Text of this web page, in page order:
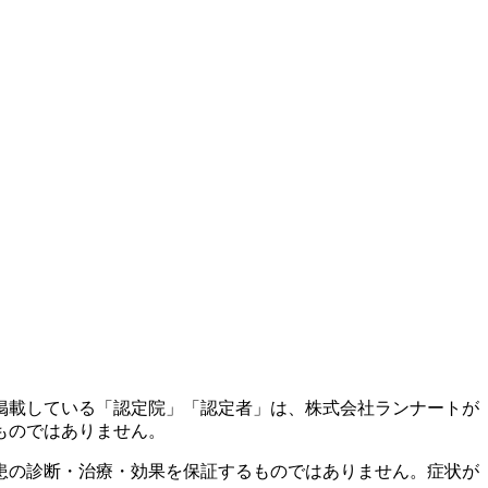
している「認定院」「認定者」は、株式会社ランナートが
ではありません。
診断・治療・効果を保証するものではありません。症状が